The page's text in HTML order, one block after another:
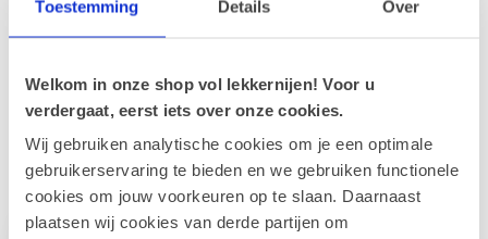
Toestemming Details Over
Welkom in onze shop vol lekkernijen! Voor u
verdergaat, eerst iets over onze cookies.
Wij gebruiken analytische cookies om je een optimale
gebruikerservaring te bieden en we gebruiken functionele
cookies om jouw voorkeuren op te slaan. Daarnaast
plaatsen wij cookies van derde partijen om
Tivoli Koekjes - Karamel met
Recent bekeken